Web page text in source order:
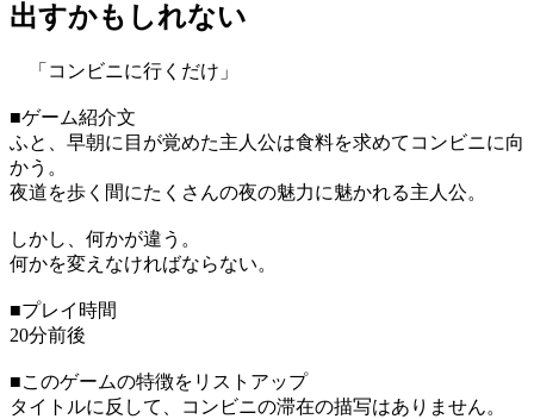
出すかもしれない
「コンビニに行くだけ」
■ゲーム紹介文
ふと、早朝に目が覚めた主人公は食料を求めてコンビニに向
かう。
夜道を歩く間にたくさんの夜の魅力に魅かれる主人公。
しかし、何かが違う。
何かを変えなければならない。
■プレイ時間
20分前後
■このゲームの特徴をリストアップ
タイトルに反して、コンビニの滞在の描写はありません。